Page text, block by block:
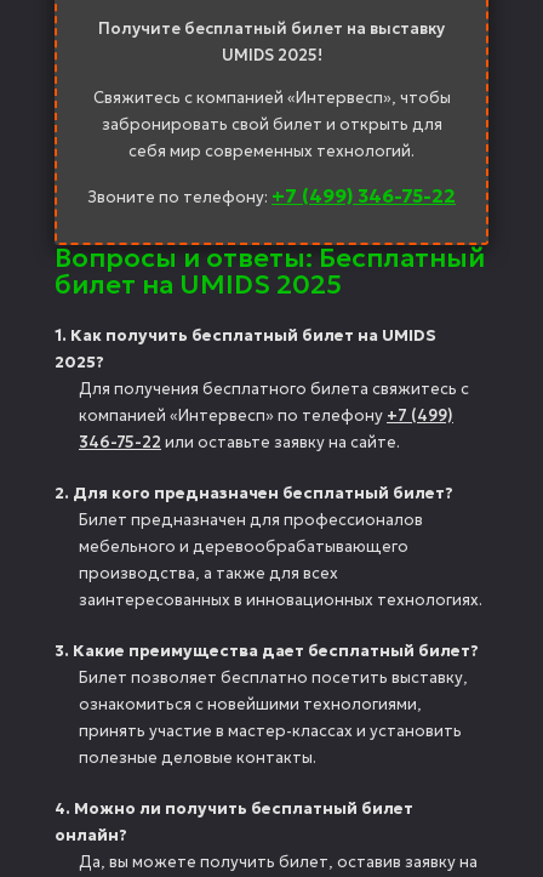
Получите бесплатный билет на выставку
UMIDS 2025!
Свяжитесь с компанией «Интервесп», чтобы
забронировать свой билет и открыть для
себя мир современных технологий.
Звоните по телефону: +7 (499) 346-75-22
Вопросы и ответы: Бесплатный
билет на UMIDS 2025
1. Как получить бесплатный билет на UMIDS
2025?
Для получения бесплатного билета свяжитесь с
компанией «Интервесп» по телефону +7 (499)
346-75-22 или оставьте заявку на сайте.
2. Для кого предназначен бесплатный билет?
Билет предназначен для профессионалов
мебельного и деревообрабатывающего
производства, а также для всех
заинтересованных в инновационных технологиях.
3. Какие преимущества дает бесплатный билет?
Билет позволяет бесплатно посетить выставку,
ознакомиться с новейшими технологиями,
принять участие в мастер-классах и установить
полезные деловые контакты.
4. Можно ли получить бесплатный билет
онлайн?
Да, вы можете получить билет, оставив заявку на